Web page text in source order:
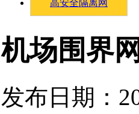
高安全隔离网
机场围界
发布日期：